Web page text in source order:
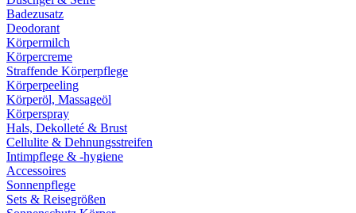
Badezusatz
Deodorant
Körpermilch
Körpercreme
Straffende Körperpflege
Körperpeeling
Körperöl, Massageöl
Körperspray
Hals, Dekolleté & Brust
Cellulite & Dehnungsstreifen
Intimpflege & -hygiene
Accessoires
Sonnenpflege
Sets & Reisegrößen